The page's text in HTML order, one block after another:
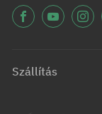
Szállítás